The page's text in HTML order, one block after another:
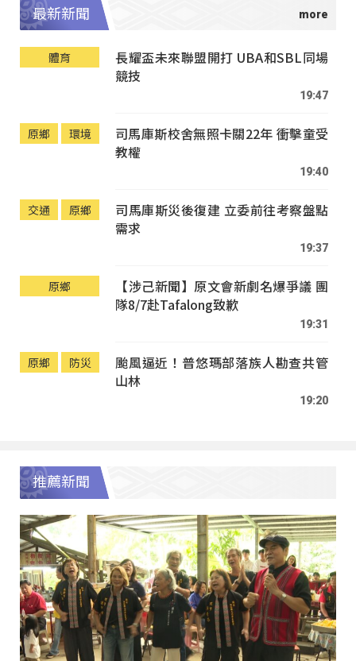
最新新聞
體育
長耀盃未來聯盟開打 UBA和SBL同場
競技
19:47
原鄉 環境
司馬庫斯校舍無照卡關22年 衝擊童受
教權
19:40
交通 原鄉
司馬庫斯災後復建 立委前往考察盤點
需求
19:37
原鄉
【涉己新聞】原文會新劇名爆爭議 團
隊8/7赴Tafalong致歉
19:31
原鄉 防災
颱風逼近！普悠瑪部落族人勘查共管
山林
19:20
推薦新聞